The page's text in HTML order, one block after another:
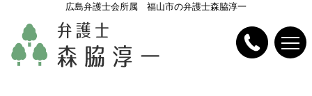
広島弁護士会所属 福山市の弁護士森脇淳一